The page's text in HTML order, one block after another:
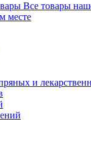
Все товары
месте
и